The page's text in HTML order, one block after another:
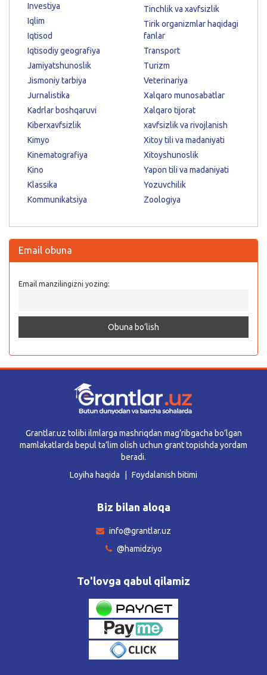
Investiya
Iqlim
Iqtisod
Iqtisodiy geografiya
Jamiyatshunoslik
Jismoniy tarbiya
Jurnalistika
Kadrlar boshqaruvi
Kiberxavfsizlik
Kimyo
Kinematografiya
Kino
Klassika
Kommunikatsiya
Tinchlik va xavfsizlik
Tirik organizmlar haqidagi
fanlar
Transport
Turizm
Veterinariya
Xalqaro munosabatlar
Xalqaro tijorat
xavfsizlik va rivojlanish
Xitoy tili va madaniyati
Xitoyshunoslik
Yapon tili va madaniyati
Yozuvchilik
Zoologiya
Email obuna
Email manzilingizni yozing:
Grantlar.uz tolibi ilmlarga mashriqdan mag’ribgacha bo’lgan
mamlakatlarda bepul ta’lim olish uchun grant topishda yordam
beradi.
Loyiha haqida
Foydalanish bitimi
Biz bilan aloqa
info@grantlar.uz
@hamidziyo
To'lovga qabul qilamiz